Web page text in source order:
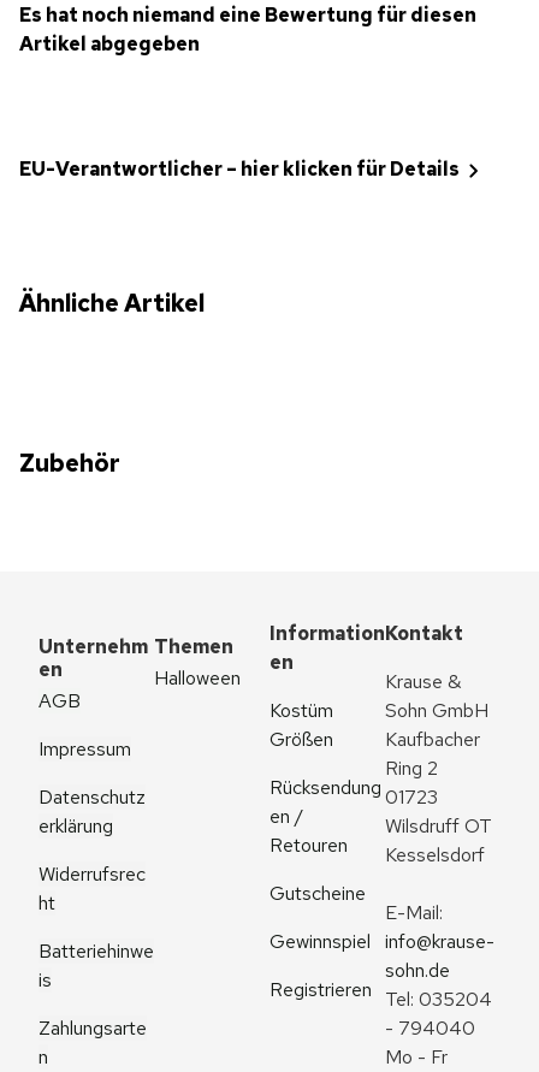
Es hat noch niemand eine Bewertung für diesen
Artikel abgegeben
EU-Verantwortlicher – hier klicken für Details
Ähnliche Artikel
Zubehör
Unternehm
en
AGB
Impressum
Datenschutz
erklärung
Widerrufsrec
ht
Batteriehinwe
is
Zahlungsarte
n
Themen
Halloween
Information
en
Kostüm
Größen
Rücksendung
en /
Retouren
Gutscheine
Gewinnspiel
Registrieren
Kontakt
Krause &
Sohn GmbH
Kaufbacher
Ring 2
01723
Wilsdruff OT
Kesselsdorf
info@krause-
sohn.de
Tel: 035204
- 794040
Mo - Fr